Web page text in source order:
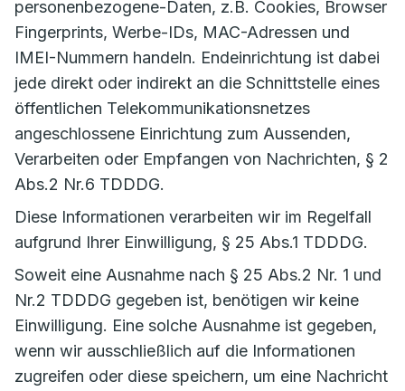
personenbezogene-Daten, z.B. Cookies, Browser
Fingerprints, Werbe-IDs, MAC-Adressen und
IMEI-Nummern handeln. Endeinrichtung ist dabei
jede direkt oder indirekt an die Schnittstelle eines
öffentlichen Telekommunikationsnetzes
angeschlossene Einrichtung zum Aussenden,
Verarbeiten oder Empfangen von Nachrichten, § 2
Abs.2 Nr.6 TDDDG.
Diese Informationen verarbeiten wir im Regelfall
aufgrund Ihrer Einwilligung, § 25 Abs.1 TDDDG.
Soweit eine Ausnahme nach § 25 Abs.2 Nr. 1 und
Nr.2 TDDDG gegeben ist, benötigen wir keine
Einwilligung. Eine solche Ausnahme ist gegeben,
wenn wir ausschließlich auf die Informationen
zugreifen oder diese speichern, um eine Nachricht